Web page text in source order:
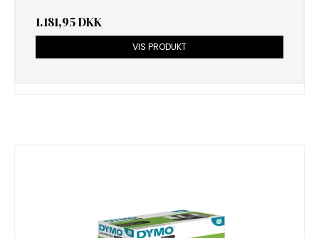
1.181,95 DKK
VIS PRODUKT